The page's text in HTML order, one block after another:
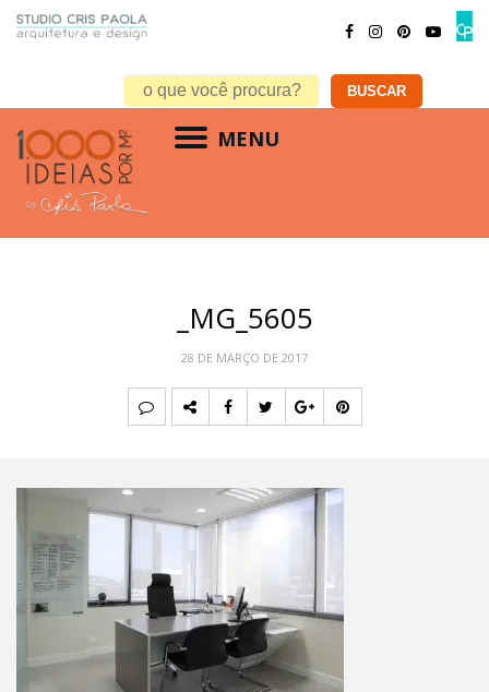
MENU
_MG_5605
28 DE MARÇO DE 2017